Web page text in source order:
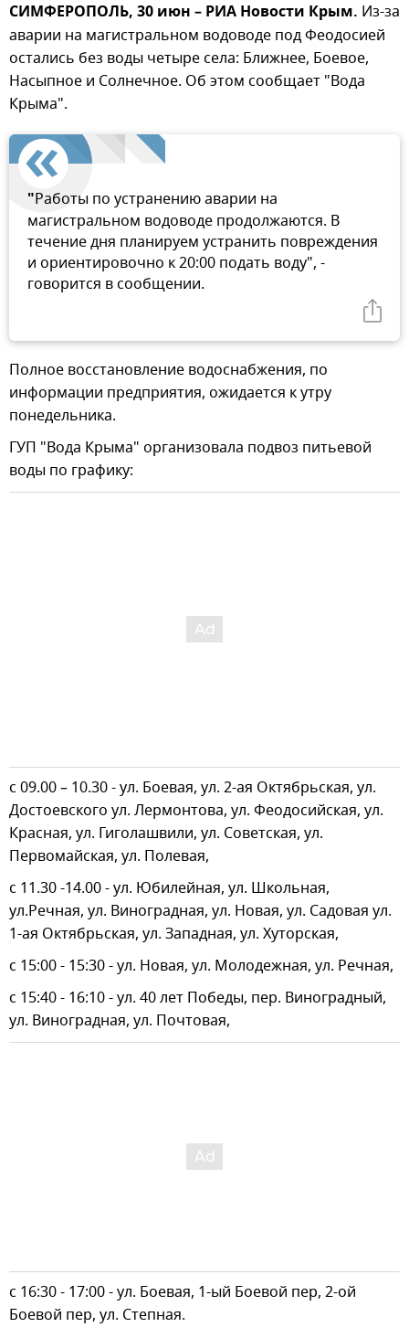
СИМФЕРОПОЛЬ, 30 июн – РИА Новости Крым. Из-за
аварии на магистральном водоводе под Феодосией
остались без воды четыре села: Ближнее, Боевое,
Насыпное и Солнечное. Об этом сообщает "Вода
Крыма".
"Работы по устранению аварии на
магистральном водоводе продолжаются. В
течение дня планируем устранить повреждения
и ориентировочно к 20:00 подать воду", -
говорится в сообщении.
Полное восстановление водоснабжения, по
информации предприятия, ожидается к утру
понедельника.
ГУП "Вода Крыма" организовала подвоз питьевой
воды по графику:
с 09.00 – 10.30 - ул. Боевая, ул. 2-ая Октябрьская, ул.
Достоевского ул. Лермонтова, ул. Феодосийская, ул.
Красная, ул. Гиголашвили, ул. Советская, ул.
Первомайская, ул. Полевая,
с 11.30 -14.00 - ул. Юбилейная, ул. Школьная,
ул.Речная, ул. Виноградная, ул. Новая, ул. Садовая ул.
1-ая Октябрьская, ул. Западная, ул. Хуторская,
с 15:00 - 15:30 - ул. Новая, ул. Молодежная, ул. Речная,
с 15:40 - 16:10 - ул. 40 лет Победы, пер. Виноградный,
ул. Виноградная, ул. Почтовая,
с 16:30 - 17:00 - ул. Боевая, 1-ый Боевой пер, 2-ой
Боевой пер, ул. Степная.